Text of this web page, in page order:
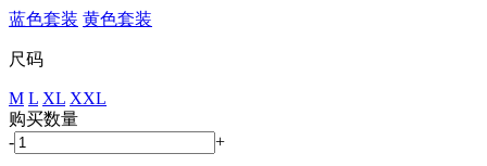
蓝色套装 黄色套装
尺码
M L XL XXL
购买数量
-
+